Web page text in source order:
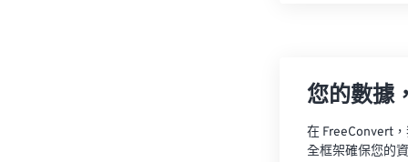
您的數據
在 FreeConvert
全框架確保您的